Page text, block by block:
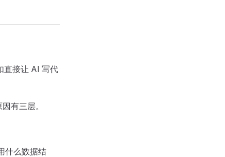
直接让 AI 写代
有三层。
什么数据结